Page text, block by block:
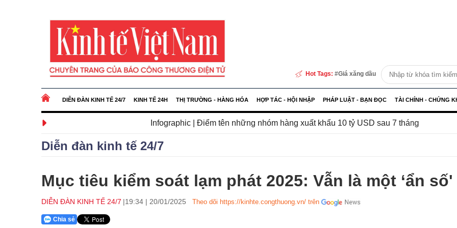
Hot Tags: Giá xăng dầu
DIỄN ĐÀN KINH TẾ 24/7 KINH TẾ 24H THỊ TRƯỜNG - HÀNG HÓA HỢP TÁC - HỘI NHẬP PHÁP LUẬT - BẠN ĐỌC TÀI CHÍNH - CHỨNG
Infographic | Điểm tên những nhóm hàng xuất khẩu 10 tỷ USD sau 7 tháng Infographic | PMI
Diễn đàn kinh tế 24/7
Mục tiêu kiểm soát lạm phát 2025: Vẫn là một ‘ẩn số'
DIỄN ĐÀN KINH TẾ 24/7 19:34 | 20/01/2025 Theo dõi https://kinhte.congthuong.vn/ trên
Chia sẻ